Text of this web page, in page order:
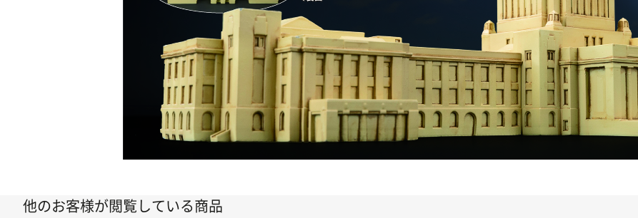
他のお客様が閲覧している商品